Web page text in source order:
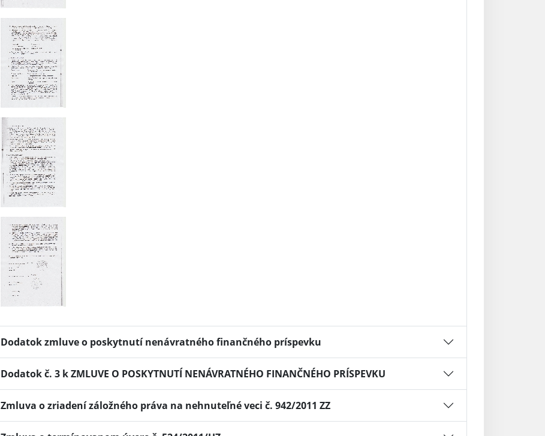
Dodatok zmluve o poskytnutí nenávratného finančného príspevku
Dodatok č. 3 k ZMLUVE O POSKYTNUTÍ NENÁVRATNÉHO FINANČNÉHO PRÍSPEVKU
Zmluva o zriadení záložného práva na nehnuteľné veci č. 942/2011 ZZ